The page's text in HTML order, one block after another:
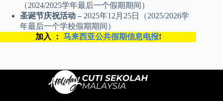
（2024/2025学年最后一个假期期间）
圣诞节庆祝活动 – 2025年12月25日（2025/2026学
年最后一个学校假期期间）
加入 ： 马来西亚公共假期信息电报!